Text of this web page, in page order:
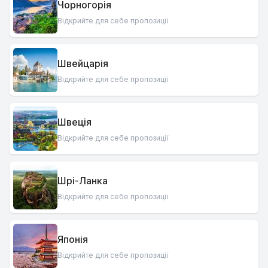
Чорногорія
Відкрийте для себе пропозиції
Швейцарія
Відкрийте для себе пропозиції
Швеція
Відкрийте для себе пропозиції
Шрі-Ланка
Відкрийте для себе пропозиції
Японія
Відкрийте для себе пропозиції